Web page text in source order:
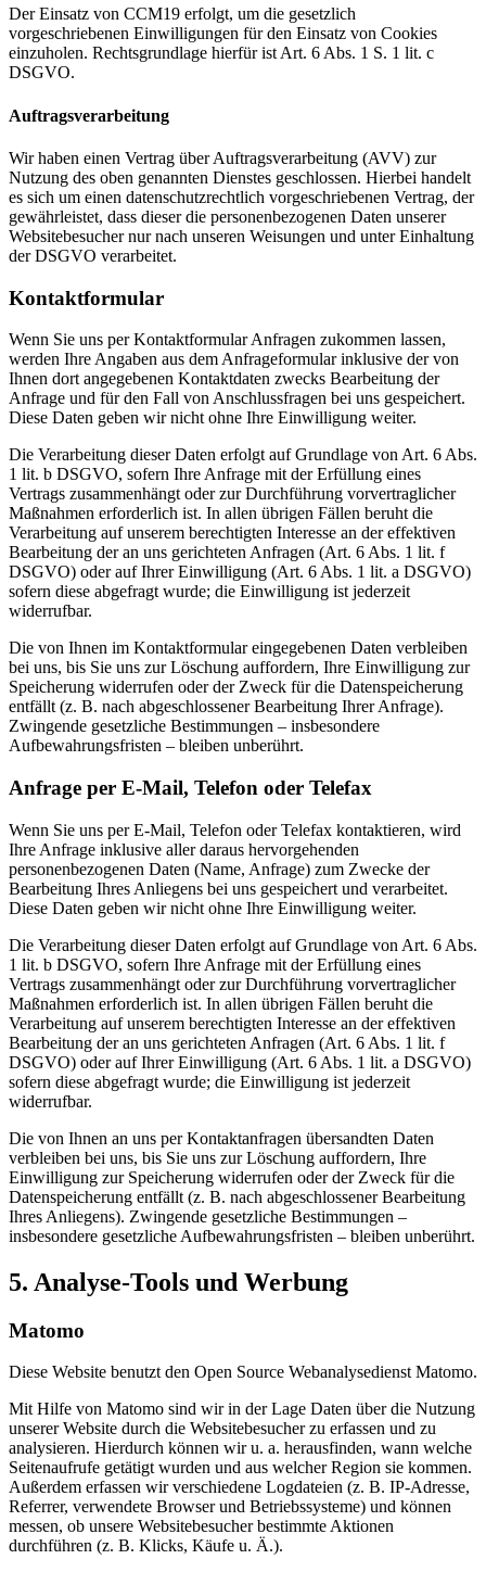
Der Einsatz von CCM19 erfolgt, um die gesetzlich
vorgeschriebenen Einwilligungen für den Einsatz von Cookies
einzuholen. Rechtsgrundlage hierfür ist Art. 6 Abs. 1 S. 1 lit. c
DSGVO.
Auftragsverarbeitung
Wir haben einen Vertrag über Auftragsverarbeitung (AVV) zur
Nutzung des oben genannten Dienstes geschlossen. Hierbei handelt
es sich um einen datenschutzrechtlich vorgeschriebenen Vertrag, der
gewährleistet, dass dieser die personenbezogenen Daten unserer
Websitebesucher nur nach unseren Weisungen und unter Einhaltung
der DSGVO verarbeitet.
Kontaktformular
Wenn Sie uns per Kontaktformular Anfragen zukommen lassen,
werden Ihre Angaben aus dem Anfrageformular inklusive der von
Ihnen dort angegebenen Kontaktdaten zwecks Bearbeitung der
Anfrage und für den Fall von Anschlussfragen bei uns gespeichert.
Diese Daten geben wir nicht ohne Ihre Einwilligung weiter.
Die Verarbeitung dieser Daten erfolgt auf Grundlage von Art. 6 Abs.
1 lit. b DSGVO, sofern Ihre Anfrage mit der Erfüllung eines
Vertrags zusammenhängt oder zur Durchführung vorvertraglicher
Maßnahmen erforderlich ist. In allen übrigen Fällen beruht die
Verarbeitung auf unserem berechtigten Interesse an der effektiven
Bearbeitung der an uns gerichteten Anfragen (Art. 6 Abs. 1 lit. f
DSGVO) oder auf Ihrer Einwilligung (Art. 6 Abs. 1 lit. a DSGVO)
sofern diese abgefragt wurde; die Einwilligung ist jederzeit
widerrufbar.
Die von Ihnen im Kontaktformular eingegebenen Daten verbleiben
bei uns, bis Sie uns zur Löschung auffordern, Ihre Einwilligung zur
Speicherung widerrufen oder der Zweck für die Datenspeicherung
entfällt (z. B. nach abgeschlossener Bearbeitung Ihrer Anfrage).
Zwingende gesetzliche Bestimmungen – insbesondere
Aufbewahrungsfristen – bleiben unberührt.
Anfrage per E-Mail, Telefon oder Telefax
Wenn Sie uns per E-Mail, Telefon oder Telefax kontaktieren, wird
Ihre Anfrage inklusive aller daraus hervorgehenden
personenbezogenen Daten (Name, Anfrage) zum Zwecke der
Bearbeitung Ihres Anliegens bei uns gespeichert und verarbeitet.
Diese Daten geben wir nicht ohne Ihre Einwilligung weiter.
Die Verarbeitung dieser Daten erfolgt auf Grundlage von Art. 6 Abs.
1 lit. b DSGVO, sofern Ihre Anfrage mit der Erfüllung eines
Vertrags zusammenhängt oder zur Durchführung vorvertraglicher
Maßnahmen erforderlich ist. In allen übrigen Fällen beruht die
Verarbeitung auf unserem berechtigten Interesse an der effektiven
Bearbeitung der an uns gerichteten Anfragen (Art. 6 Abs. 1 lit. f
DSGVO) oder auf Ihrer Einwilligung (Art. 6 Abs. 1 lit. a DSGVO)
sofern diese abgefragt wurde; die Einwilligung ist jederzeit
widerrufbar.
Die von Ihnen an uns per Kontaktanfragen übersandten Daten
verbleiben bei uns, bis Sie uns zur Löschung auffordern, Ihre
Einwilligung zur Speicherung widerrufen oder der Zweck für die
Datenspeicherung entfällt (z. B. nach abgeschlossener Bearbeitung
Ihres Anliegens). Zwingende gesetzliche Bestimmungen –
insbesondere gesetzliche Aufbewahrungsfristen – bleiben unberührt.
5. Analyse-Tools und Werbung
Matomo
Diese Website benutzt den Open Source Webanalysedienst Matomo.
Mit Hilfe von Matomo sind wir in der Lage Daten über die Nutzung
unserer Website durch die Websitebesucher zu erfassen und zu
analysieren. Hierdurch können wir u. a. herausfinden, wann welche
Seitenaufrufe getätigt wurden und aus welcher Region sie kommen.
Außerdem erfassen wir verschiedene Logdateien (z. B. IP-Adresse,
Referrer, verwendete Browser und Betriebssysteme) und können
messen, ob unsere Websitebesucher bestimmte Aktionen
durchführen (z. B. Klicks, Käufe u. Ä.).